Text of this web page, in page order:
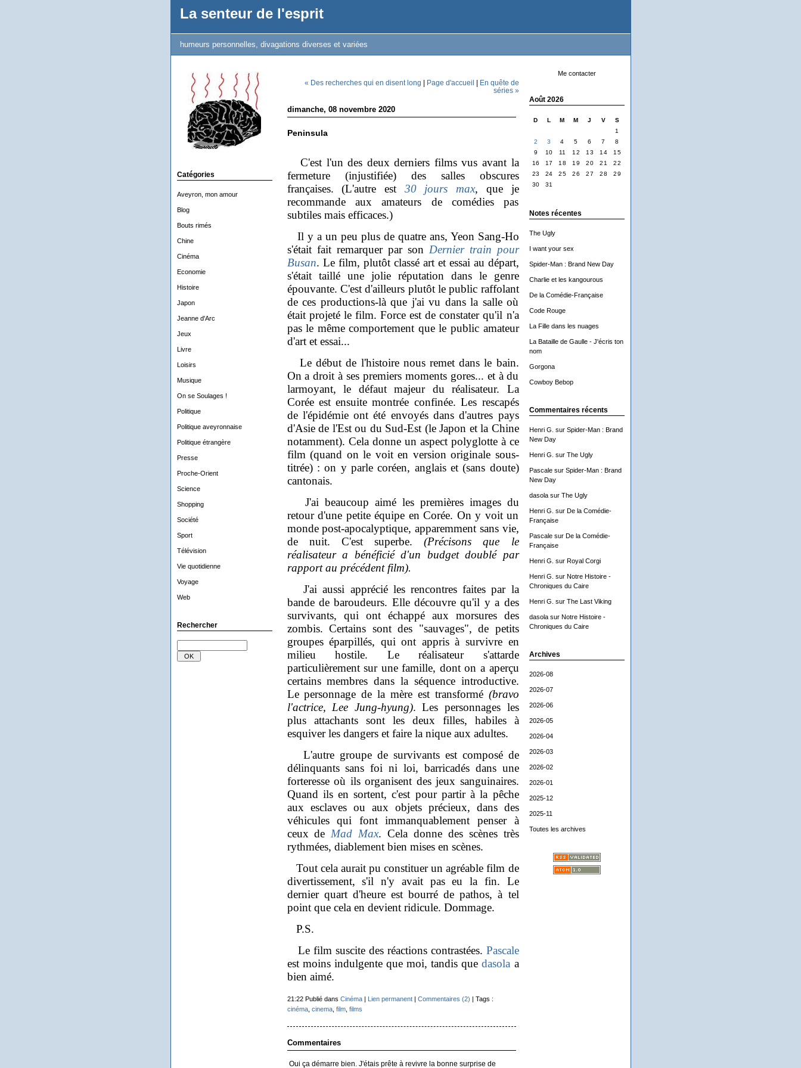
La senteur de l'esprit
humeurs personnelles, divagations diverses et variées
Catégories
Aveyron, mon amour
Blog
Bouts rimés
Chine
Cinéma
Economie
Histoire
Japon
Jeanne d'Arc
Jeux
Livre
Loisirs
Musique
On se Soulages !
Politique
Politique aveyronnaise
Politique étrangère
Presse
Proche-Orient
Science
Shopping
Société
Sport
Télévision
Vie quotidienne
Voyage
Web
Rechercher
Me contacter
Août 2026
D L M M J V
S
1
2
3 4 5 6 7
8
9
10 11 12 13 14
15
16
17 18 19 20 21
22
23
24 25 26 27 28
29
30
31
Notes récentes
The Ugly
I want your sex
Spider-Man : Brand New Day
Charlie et les kangourous
De la Comédie-Française
Code Rouge
La Fille dans les nuages
La Bataille de Gaulle - J'écris ton
nom
Gorgona
Cowboy Bebop
Commentaires récents
Henri G. sur Spider-Man : Brand
New Day
Henri G. sur The Ugly
Pascalesur Spider-Man : Brand
New Day
dasolasur The Ugly
Henri G. sur De la Comédie-
Française
Pascalesur De la Comédie-
Française
Henri G. sur Royal Corgi
Henri G. sur Notre Histoire -
Chroniques du Caire
Henri G. sur The Last Viking
dasolasur Notre Histoire -
Chroniques du Caire
Archives
2026-08
2026-07
2026-06
2026-05
2026-04
2026-03
2026-02
2026-01
2025-12
2025-11
Toutes les archives
« Des recherches qui en disent long | Page d'accueil | En quête de
séries »
dimanche, 08 novembre 2020
Peninsula
C'est l'un des deux derniers films vus avant la
fermeture (injustifiée) des salles obscures
françaises. (L'autre est 30 jours max, que je
recommande aux amateurs de comédies pas
subtiles mais efficaces.)
Il y a un peu plus de quatre ans, Yeon Sang-Ho
s'était fait remarquer par son Dernier train pour
Busan. Le film, plutôt classé art et essai au départ,
s'était taillé une jolie réputation dans le genre
épouvante. C'est d'ailleurs plutôt le public raffolant
de ces productions-là que j'ai vu dans la salle où
était projeté le film. Force est de constater qu'il n'a
pas le même comportement que le public amateur
d'art et essai...
Le début de l'histoire nous remet dans le bain.
On a droit à ses premiers moments gores... et à du
larmoyant, le défaut majeur du réalisateur. La
Corée est ensuite montrée confinée. Les rescapés
de l'épidémie ont été envoyés dans d'autres pays
d'Asie de l'Est ou du Sud-Est (le Japon et la Chine
notamment). Cela donne un aspect polyglotte à ce
film (quand on le voit en version originale sous-
titrée) : on y parle coréen, anglais et (sans doute)
cantonais.
J'ai beaucoup aimé les premières images du
retour d'une petite équipe en Corée. On y voit un
monde post-apocalyptique, apparemment sans vie,
de nuit. C'est superbe.(Précisons que le
réalisateur a bénéficié d'un budget doublé par
rapport au précédent film).
J'ai aussi apprécié les rencontres faites par la
bande de baroudeurs. Elle découvre qu'il y a des
survivants, qui ont échappé aux morsures des
zombis. Certains sont des "sauvages", de petits
groupes éparpillés, qui ont appris à survivre en
milieu hostile. Le réalisateur s'attarde
particulièrement sur une famille, dont on a aperçu
certains membres dans la séquence introductive.
Le personnage de la mère est transformé (bravo
l'actrice, Lee Jung-hyung). Les personnages les
plus attachants sont les deux filles, habiles à
esquiver les dangers et faire la nique aux adultes.
L'autre groupe de survivants est composé de
délinquants sans foi ni loi, barricadés dans une
forteresse où ils organisent des jeux sanguinaires.
Quand ils en sortent, c'est pour partir à la pêche
aux esclaves ou aux objets précieux, dans des
véhicules qui font immanquablement penser à
ceux de Mad Max. Cela donne des scènes très
rythmées, diablement bien mises en scènes.
Tout cela aurait pu constituer un agréable film de
divertissement, s'il n'y avait pas eu la fin. Le
dernier quart d'heure est bourré de pathos, à tel
point que cela en devient ridicule. Dommage.
P.S.
Le film suscite des réactions contrastées. Pascale
est moins indulgente que moi, tandis quedasola a
bien aimé.
21:22 Publié dans Cinéma| Lien permanent| Commentaires (2) | Tags :
cinéma, cinema, film, films
Commentaires
Oui ça démarre bien. J'étais prête à revivre la bonne surprise de